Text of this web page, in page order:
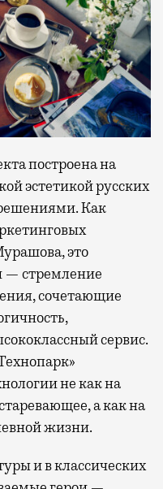
построена на
эстетикой русских
Как
это
— стремление
сочетающие
сервис.
не как на
а как на
жизни.
и в классических